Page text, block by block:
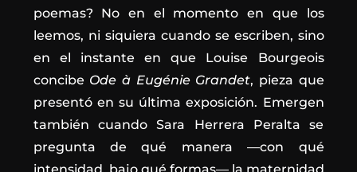
poemas? No en el momento en que los
leemos, ni siquiera cuando se escriben, sino
en el instante en que Louise Bourgeois
concibe Ode à Eugénie Grandet, pieza que
presentó en su última exposición. Emergen
también cuando Sara Herrera Peralta se
pregunta de qué manera —con qué